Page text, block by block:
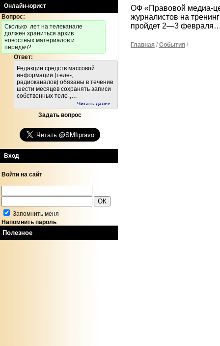
Онлайн-юрист
Вопрос:
Cколько лет на телеканале
должен храниться архив
новостных материалов и
передач?
Ответ:
Редакции средств массовой
информации (теле-,
радиоканалов) обязаны в течение
шести месяцев сохранять записи
собственных теле-,…
Читать далее
Задать вопрос
Вход
Войти на сайт
Запомнить меня
Напомнить пароль
Полезное
ОФ «Правовой медиа-
журналистов на
пройдет 2—3
Главная /События /